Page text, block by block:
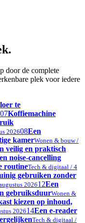
door de complete
plek voor iedere
te
07Koffiemachine
202608Een
kamerWonen & bouw /
veilig en praktisch
noise-cancelling
routineTech & digitaal / 4
gebruiken zonder
202612Een
gebruiksduurWonen &
kiezen op inhoud,
202614Een e-reader
Tech & digitaal /